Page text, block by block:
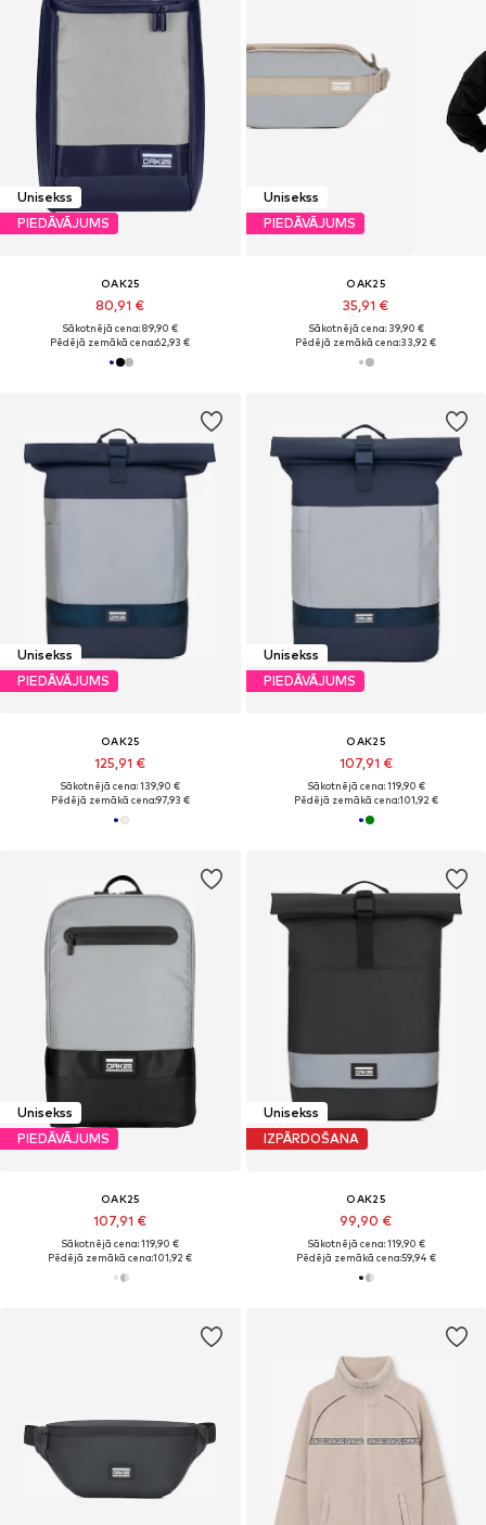
Unisekss
PIEDĀVĀJUMS
OAK25
80,91 €
Sākotnējā cena: 89,90 €
Pēdējā zemākā cena:62,93 €
Unisekss
PIEDĀVĀJUMS
OAK25
35,91 €
Sākotnējā cena: 39,90 €
Pēdējā zemākā cena:33,92 €
Unisekss
PIEDĀVĀJUMS
OAK25
125,91 €
Sākotnējā cena: 139,90 €
Pēdējā zemākā cena:97,93 €
Unisekss
PIEDĀVĀJUMS
OAK25
107,91 €
Sākotnējā cena: 119,90 €
Pēdējā zemākā cena:101,92 €
Unisekss
PIEDĀVĀJUMS
OAK25
107,91 €
Sākotnējā cena: 119,90 €
Pēdējā zemākā cena:101,92 €
Unisekss
IZPĀRDOŠANA
OAK25
99,90 €
Sākotnējā cena: 119,90 €
Pēdējā zemākā cena:59,94 €